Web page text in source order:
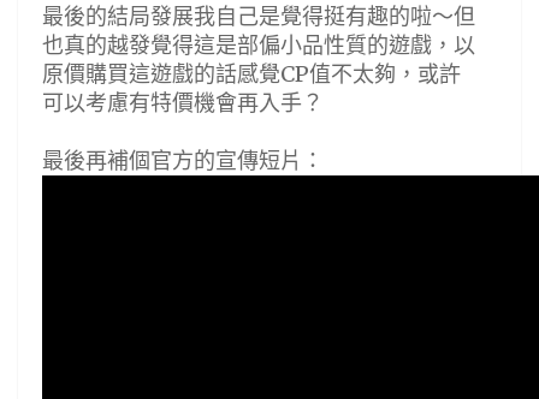
最後的結局發展我自己是覺得挺有趣的啦～但
也真的越發覺得這是部偏小品性質的遊戲，以
原價購買這遊戲的話感覺CP值不太夠，或許
可以考慮有特價機會再入手？
最後再補個官方的宣傳短片：